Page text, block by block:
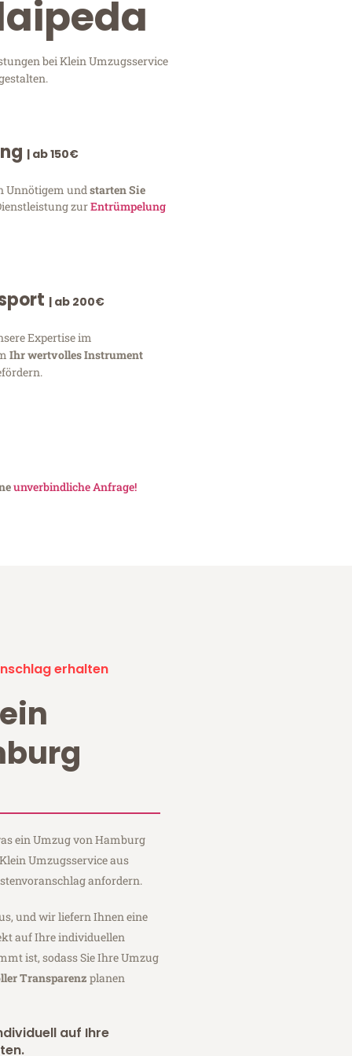
bei Klein Umzugsservice
| ab 150€
Unnötigem undstarten Sie
zurEntrümpelung
| ab 200€
Expertise im
Ihr wertvolles Instrument
unverbindliche Anfrage!
erhalten
ein Umzug von Hamburg
Umzugsservice aus
anfordern.
und wir liefern Ihnen eine
auf Ihre individuellen
ist, sodass Sie Ihre Umzug
Transparenz planen
auf Ihre